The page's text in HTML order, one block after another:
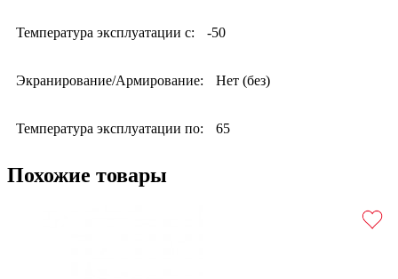
Температура эксплуатации с: -50
Экранирование/Армирование: Нет (без)
Температура эксплуатации по: 65
Похожие товары